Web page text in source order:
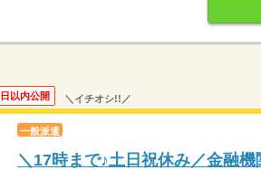
以内公開 ＼イチオシ!!／
一般派遣
＼17時まで♪土日祝休み／金融